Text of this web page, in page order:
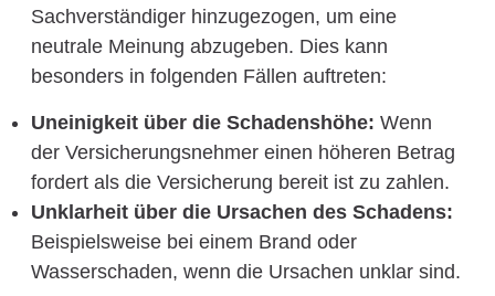
Sachverständiger hinzugezogen, um eine
neutrale Meinung abzugeben. Dies kann
besonders in folgenden Fällen auftreten:
Uneinigkeit über die Schadenshöhe: Wenn
der Versicherungsnehmer einen höheren Betrag
fordert als die Versicherung bereit ist zu zahlen.
Unklarheit über die Ursachen des Schadens:
Beispielsweise bei einem Brand oder
Wasserschaden, wenn die Ursachen unklar sind.